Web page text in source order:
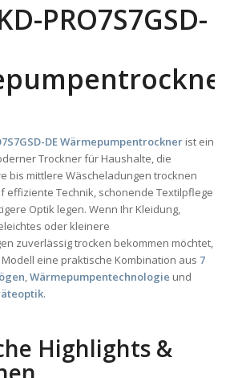
PRO7S7GSD-
DE Wärmepumpentrocknerist ein
Trockner für Haushalte, die
bis mittlere Wäscheladungen trocknen
effiziente Technik, schonende Textilpflege
Optik legen. Wenn Ihr Kleidung,
oder kleinere
zuverlässig trocken bekommen möchtet,
eine praktische Kombination aus 7
,Wärmepumpentechnologie und
.
Highlights &